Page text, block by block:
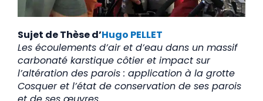
Sujet de Thèse d’Hugo PELLET
Les écoulements d’air et d’eau dans un massif
carbonaté karstique côtier et impact sur
l’altération des parois : application à la grotte
Cosquer et l’état de conservation de ses parois